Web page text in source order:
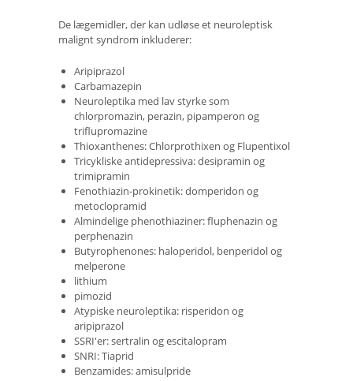
De lægemidler, der kan udløse et neuroleptisk
malignt syndrom inkluderer:
Aripiprazol
Carbamazepin
Neuroleptika med lav styrke som
chlorpromazin, perazin, pipamperon og
triflupromazine
Thioxanthenes: Chlorprothixen og Flupentixol
Tricykliske antidepressiva: desipramin og
trimipramin
Fenothiazin-prokinetik: domperidon og
metoclopramid
Almindelige phenothiaziner: fluphenazin og
perphenazin
Butyrophenones: haloperidol, benperidol og
melperone
lithium
pimozid
Atypiske neuroleptika: risperidon og
aripiprazol
SSRI'er: sertralin og escitalopram
SNRI: Tiaprid
Benzamides: amisulpride